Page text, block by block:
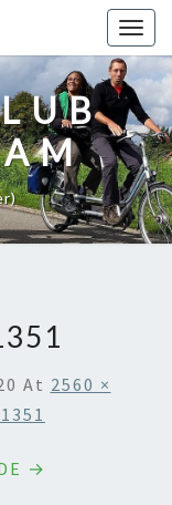
At 2560 ×
→